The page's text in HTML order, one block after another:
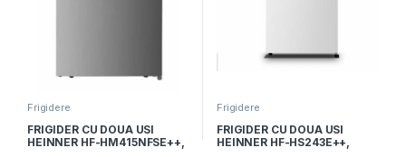
Frigidere
FRIGIDER CU DOUA USI
HEINNER HF-HM415NFSE++,
Frigidere
FRIGIDER CU DOUA USI
HEINNER HF-HS243E++,